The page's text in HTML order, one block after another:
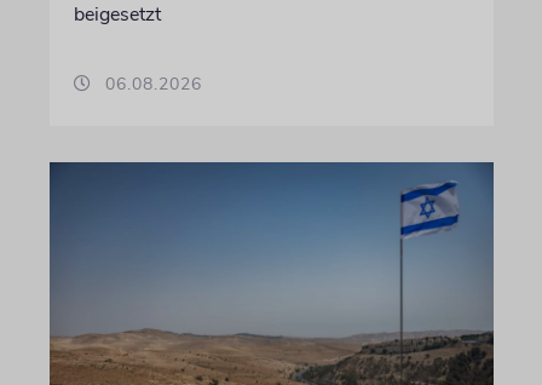
beigesetzt
06.08.2026